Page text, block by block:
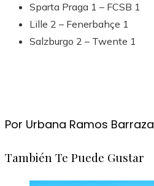
Sparta Praga 1 – FCSB 1
Lille 2 – Fenerbahçe 1
Salzburgo 2 – Twente 1
Por Urbana Ramos Barraza
También Te Puede Gustar